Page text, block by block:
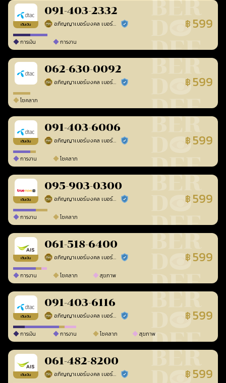
เติมเงิน
091-403-2332
อภิญญาเบอร์มงคล เบอร์สวยเลขศาสตร์ ร้านยืนยันแล้ว ฿ 599
การเงิน การงาน
062-630-0092
อภิญญาเบอร์มงคล เบอร์สวยเลขศาสตร์ ร้านยืนยันแล้ว ฿ 599
โชคลาภ
เติมเงิน
091-403-6006
อภิญญาเบอร์มงคล เบอร์สวยเลขศาสตร์ ร้านยืนยันแล้ว ฿ 599
การงาน โชคลาภ
เติมเงิน
095-903-0300
อภิญญาเบอร์มงคล เบอร์สวยเลขศาสตร์ ร้านยืนยันแล้ว ฿ 599
การงาน โชคลาภ
เติมเงิน
061-518-6400
อภิญญาเบอร์มงคล เบอร์สวยเลขศาสตร์ ร้านยืนยันแล้ว ฿ 599
การงาน โชคลาภ สุขภาพ
เติมเงิน
091-403-6116
อภิญญาเบอร์มงคล เบอร์สวยเลขศาสตร์ ร้านยืนยันแล้ว ฿ 599
การเงิน การงาน โชคลาภ สุขภาพ
เติมเงิน
061-482-8200
อภิญญาเบอร์มงคล เบอร์สวยเลขศาสตร์ ร้านยืนยันแล้ว ฿ 599